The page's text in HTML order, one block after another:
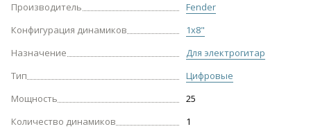
Производитель
Fender
Конфигурация динамиков
1х8"
Назначение
Для электрогитар
Тип
Цифровые
Мощность
25
Количество динамиков
1